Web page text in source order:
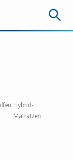
Hybrid-
Matratzen